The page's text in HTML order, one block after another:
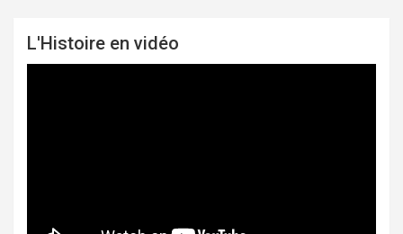
L'Histoire en vidéo